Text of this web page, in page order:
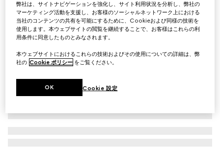
イニシャルを入れてカスタマイズ
オンライン限定 ダブルG バイカラー ミニ ウォレット
￥69,850
（税込）
バリエーションベージュ＆グッチ ロッソ アンコーラ（深い赤）レザー
弊社は、サイトナビゲーションを強化し、サイト利用状況を分析し、弊社の
マーケティング活動を支援し、お客様のソーシャルネットワーク上における
当社のコンテンツの共有を可能にするために、Cookieおよび同様の技術を
使用します。本ウェブサイトの閲覧を継続することで、お客様はこれらの利
用条件に同意したものとみなされます。
本ウェブサイトにおけるこれらの技術およびその使用についての詳細は、弊
社の Cookie ポリシー をご覧ください。
Cookie 設定
OK